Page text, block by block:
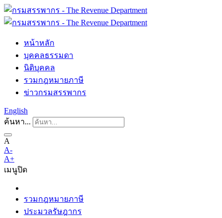
หน้าหลัก
บุคคลธรรมดา
นิติบุคคล
รวมกฎหมายภาษี
ข่าวกรมสรรพากร
English
ค้นหา...
A
A-
A+
เมนูปิด
รวมกฎหมายภาษี
ประมวลรัษฎากร